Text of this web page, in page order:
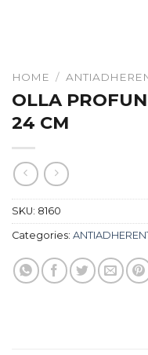
HOME /
OLLA
24 CM
SKU: 8160
Categories: